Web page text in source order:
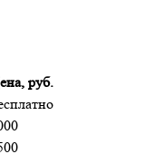
руб.